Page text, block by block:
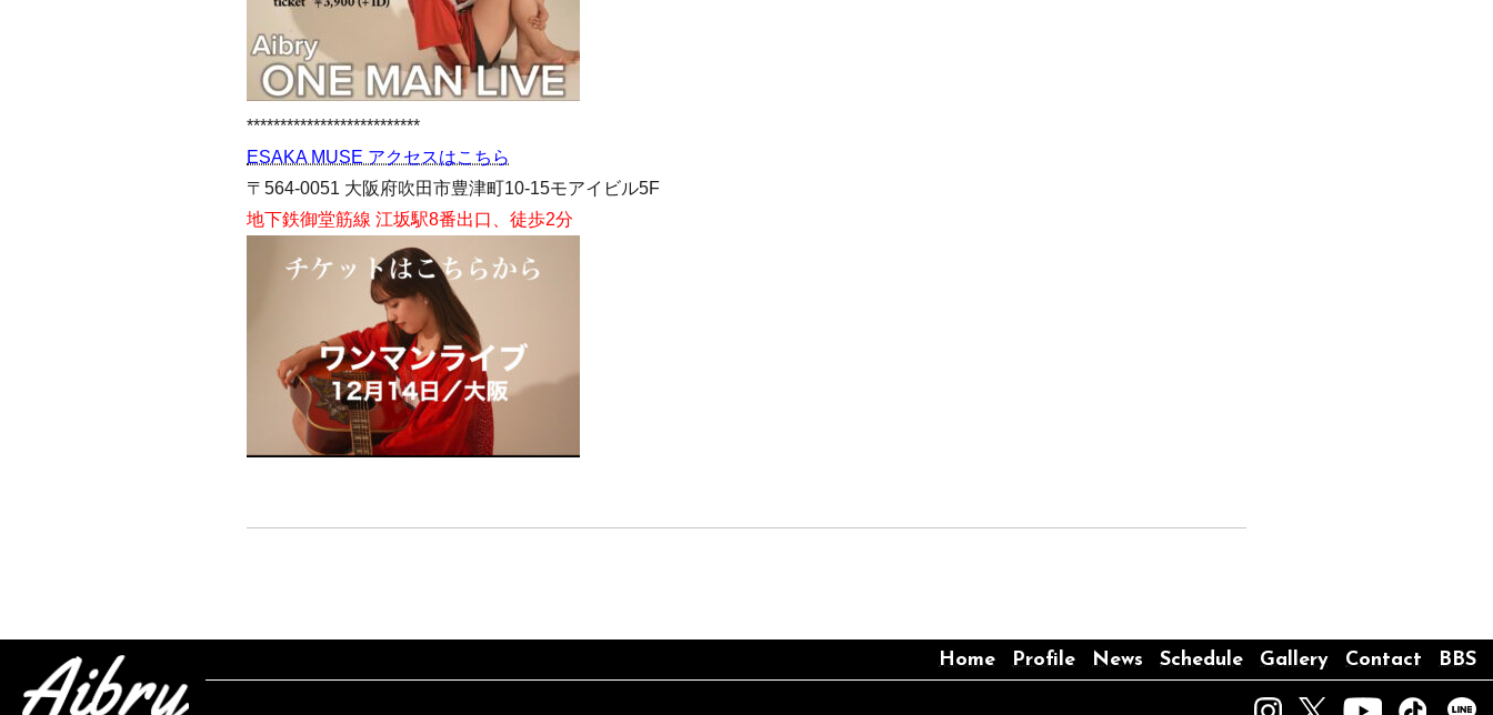
**************************
ESAKA MUSE アクセスはこちら
〒564-0051 大阪府吹田市豊津町10-15モアイビル5F
地下鉄御堂筋線 江坂駅8番出口、徒歩2分
Home Profile News Schedule Gallery Contact BBS